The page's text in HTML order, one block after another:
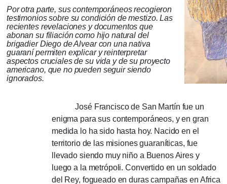
Por otra parte, sus contemporáneos recogieron
testimonios sobre su condición de mestizo.Las
recientes revelaciones y documentos que
abonan su filiación como hijo natural del
brigadier Diego de Alvear con una nativa
guaraní permiten explicar y reinterpretar
aspectos cruciales de su vida y de su proyecto
americano, que no pueden seguir siendo
ignorados.
José Francisco de San Martín fue un
enigma para sus contemporáneos, y en gran
medida lo ha sido hasta hoy. Nacido en el
territorio de las misiones guaraníticas, fue
llevado siendo muy niño a Buenos Aires y
luego a la metrópoli.Convertido en un soldado
del Rey, fogueado en duras campañas en Africa